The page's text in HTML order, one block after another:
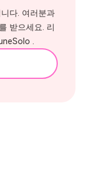
다. 여러분과
받으세요. 리
.